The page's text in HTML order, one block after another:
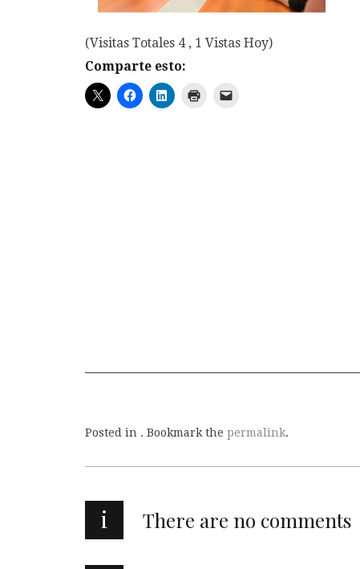
(Visitas Totales 4 , 1 Vistas Hoy)
Comparte esto:
Posted in . Bookmark the permalink.
i There are no comments